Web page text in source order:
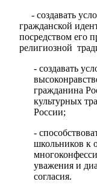
- создавать
гражданской
посредством его
религиозной
- создавать
гражданина
культурных
России;
-
школьников к
уважения и
согласия.